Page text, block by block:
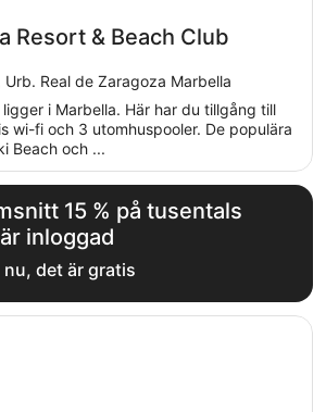
Resort & Beach Club
Real de Zaragoza Marbella
i Marbella. Här har du tillgång till
wi-fi och 3 utomhuspooler. De populära
Beach och ...
15 % på tusentals
inloggad
nu, det är gratis
Coral Beach